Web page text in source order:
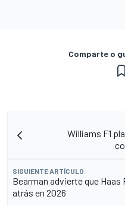
Comparte o
Williams F1
SIGUIENTE ARTÍCULO
Bearman advierte que Haas
atrás en 2026